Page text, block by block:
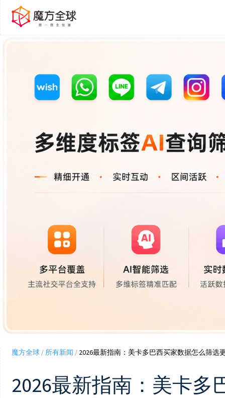
魔方全球/ 所有新闻 / 2026最新指南：美卡多巴西买家数据怎么筛选
2026最新指南：美卡